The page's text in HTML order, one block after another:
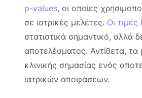
p-values, οι οποίες
σε ιατρικές μελέτες. Οι
στατιστικά σημαντικό, αλλά
αποτελέσματος. Αντίθετα,
κλινικής σημασίας ενός
ιατρικών αποφάσεων.